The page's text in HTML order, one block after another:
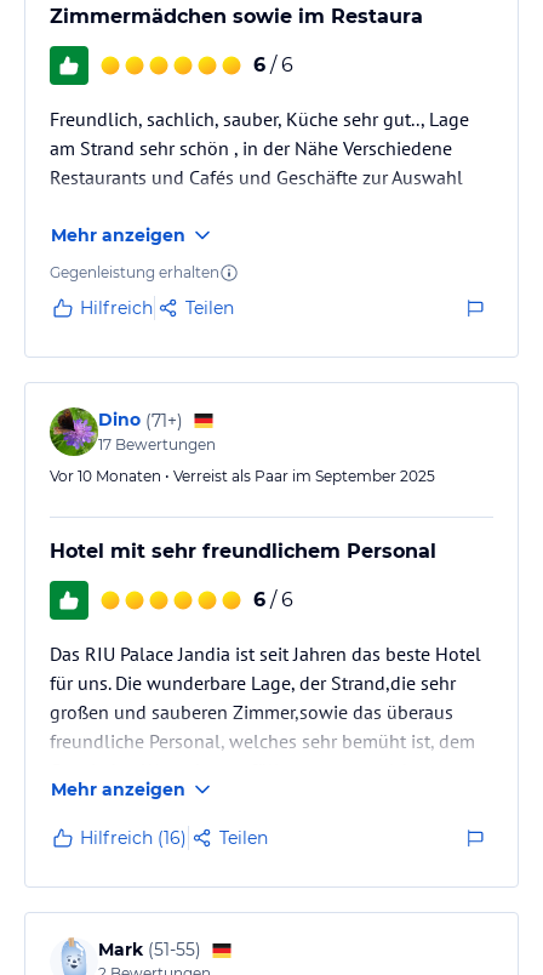
Zimmermädchen sowie im Restaura
6 / 6
Freundlich, sachlich, sauber, Küche sehr gut.., Lage
am Strand sehr schön , in der Nähe Verschiedene
Restaurants und Cafés und Geschäfte zur Auswahl
Mehr anzeigen
Gegenleistung erhalten
Hilfreich Teilen
Dino (71+)
17 Bewertungen
Vor 10 Monaten • Verreist als Paar im September 2025
Hotel mit sehr freundlichem Personal
6 / 6
Das RIU Palace Jandia ist seit Jahren das beste Hotel
für uns. Die wunderbare Lage, der Strand,die sehr
großen und sauberen Zimmer,sowie das überaus
freundliche Personal, welches sehr bemüht ist, dem
angekommen und wie zu Hause fühlt , ist für uns der
Grund ,warum wir dreimal im Jahr , hier unseren
Urlaub verbringen.
Wir waren schon vor der Renovierung in diesem
Hotel. Damals gab es zum Abendessen noch zwei
Essenzeiten und man bekam einenTisch, für die
Mehr anzeigen
Hilfreich (16) Teilen
Mark (51-55)